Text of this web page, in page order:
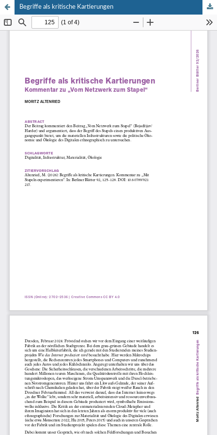
Begriffe als kritische Kartierungen